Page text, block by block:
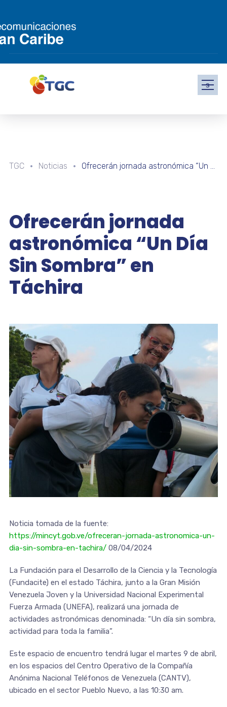
s
TGC Noticias Ofrecerán jornada astronómica “Un Día Sin Sombra” en Táchira
Ofrecerán jornada
astronómica “Un Día
Sin Sombra” en
Táchira
Noticia tomada de la fuente:
https://mincyt.gob.ve/ofreceran-jornada-astronomica-un-
dia-sin-sombra-en-tachira/08/04/2024
La Fundación para el Desarrollo de la Ciencia y la Tecnología
(Fundacite) en el estado Táchira, junto a la Gran Misión
Venezuela Joven y la Universidad Nacional Experimental
Fuerza Armada (UNEFA), realizará una jornada de
actividades astronómicas denominada: “Un día sin sombra,
actividad para toda la familia”.
Este espacio de encuentro tendrá lugar el martes 9 de abril,
en los espacios del Centro Operativo de la Compañía
Anónima Nacional Teléfonos de Venezuela (CANTV),
ubicado en el sector Pueblo Nuevo, a las 10:30 am.